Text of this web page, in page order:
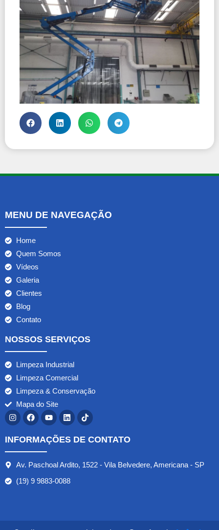
MENU DE NAVEGAÇÃO
Home
Quem Somos
Vídeos
Galeria
Clientes
Blog
Contato
NOSSOS SERVIÇOS
Limpeza Industrial
Limpeza Comercial
Limpeza & Conservação
Mapa do Site
INFORMAÇÕES DE CONTATO
Av. Paschoal Ardito, 1522 - Vila Belvedere, Americana - SP
(19) 9 9883-0088